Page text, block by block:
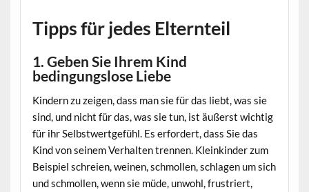
Tipps für jedes Elternteil
1. Geben Sie Ihrem Kind
bedingungslose Liebe
Kindern zu zeigen, dass man sie für das liebt, was sie
sind, und nicht für das, was sie tun, ist äußerst wichtig
für ihr Selbstwertgefühl. Es erfordert, dass Sie das
Kind von seinem Verhalten trennen. Kleinkinder zum
Beispiel schreien, weinen, schmollen, schlagen um sich
und schmollen, wenn sie müde, unwohl, frustriert,